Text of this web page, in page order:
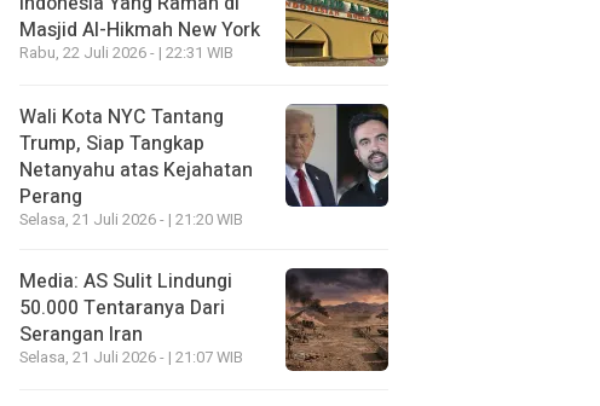
Masjid Al-Hikmah New York
Rabu, 22 Juli 2026 - | 22:31 WIB
Wali Kota NYC Tantang
Trump, Siap Tangkap
Netanyahu atas Kejahatan
Perang
Selasa, 21 Juli 2026 - | 21:20 WIB
Media: AS Sulit Lindungi
50.000 Tentaranya Dari
Serangan Iran
Selasa, 21 Juli 2026 - | 21:07 WIB